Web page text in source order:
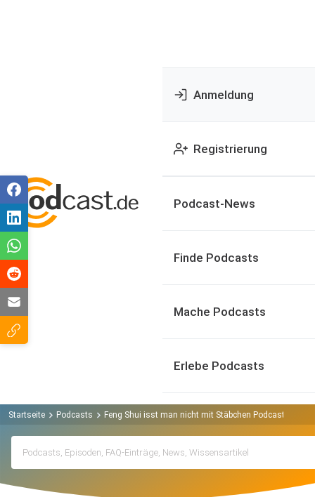
Anmeldung
Registrierung
Podcast-News
Finde Podcasts
Mache Podcasts
Erlebe Podcasts
Startseite Podcasts Feng Shui isst man nicht mit Stäbchen Podcast